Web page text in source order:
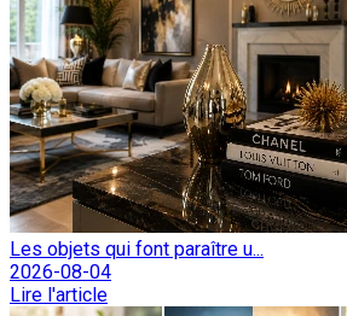
Les objets qui font paraître u...
2026-08-04
Lire l'article